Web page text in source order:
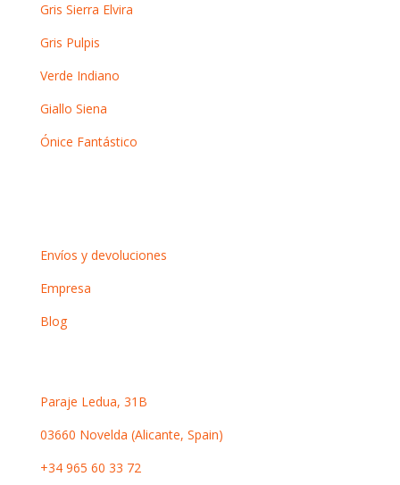
Gris Sierra Elvira
Gris Pulpis
Verde Indiano
Giallo Siena
Ónice Fantástico
Envíos y devoluciones
Empresa
Blog
Paraje Ledua, 31B
03660 Novelda (Alicante, Spain)
+34 965 60 33 72